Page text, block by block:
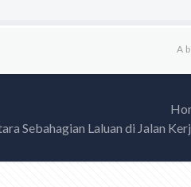
Sebahagian Laluan di Jalan